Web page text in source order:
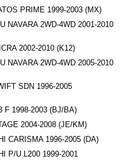
PRIME 1999-2003 (MX)
NAVARA 2WD-4WD 2001-2010
2002-2010 (K12)
NAVARA 2WD-4WD 2005-2010
SDN 1996-2005
F 1998-2003 (BJ/BA)
2004-2008 (JE/KM)
CARISMA 1996-2005 (DA)
P/U L200 1999-2001